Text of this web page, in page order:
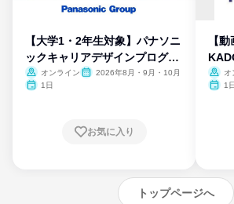
【大学1・2年生対象】パナソニ
ックキャリアデザインプログラ
ム
オンライン
2026年8月・9月・10月
1日
お気に入り
【
オ
1日
トップページへ